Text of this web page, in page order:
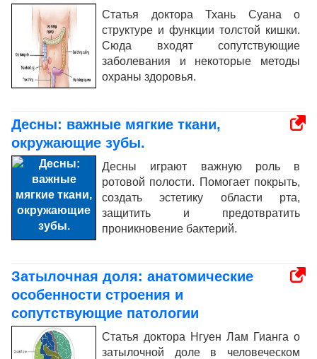
Статья доктора Тхань Суана о
структуре и функции толстой кишки.
Сюда входят сопутствующие
заболевания и некоторые методы
охраны здоровья.
Десны: важные мягкие ткани,
окружающие зубы.
Десны играют важную роль в
ротовой полости. Помогает покрыть,
создать эстетику области рта,
защитить и предотвратить
проникновение бактерий.
Затылочная доля: анатомические
особенности строения и
сопутствующие патологии
Статья доктора Нгуен Лам Гианга о
затылочной доле в человеческом